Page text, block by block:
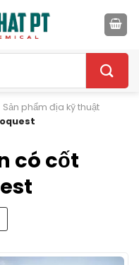
Sản phẩm địa kỹ thuật
có cốt